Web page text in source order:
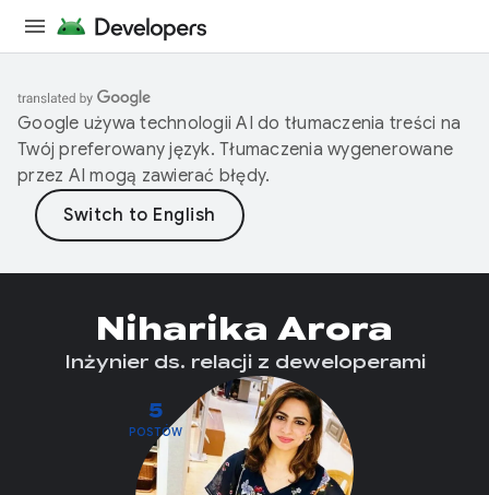
Google używa technologii AI do tłumaczenia treści na
Twój preferowany język. Tłumaczenia wygenerowane
przez AI mogą zawierać błędy.
5
POSTÓW
Niharika Arora
Inżynier ds. relacji z deweloperami